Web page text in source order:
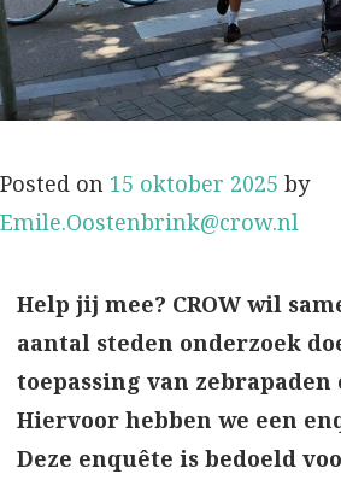
Posted on 15 oktober 2025 by
Emile.Oostenbrink@crow.nl
Help jij mee? CROW wil
aantal steden onderzoek
toepassing van zebrapaden
Hiervoor hebben we een
Deze enquête is bedoeld